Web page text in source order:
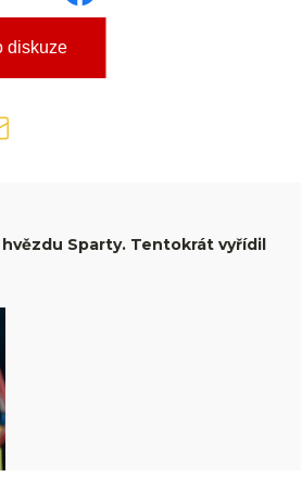
diskuze
Sparty. Tentokrát vyřídil